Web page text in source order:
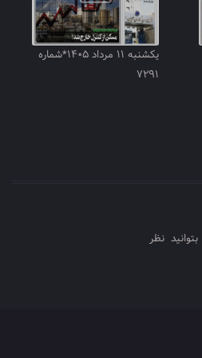
یکشنبه ۱۱ مرداد ۱۴۰۵*شماره
۷۲۹۱
بتوانید نظر